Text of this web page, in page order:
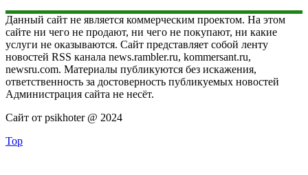
Данный сайт не является коммерческим проектом. На этом
сайте ни чего не продают, ни чего не покупают, ни какие
услуги не оказываются. Сайт представляет собой ленту
новостей RSS канала news.rambler.ru, kommersant.ru,
newsru.com. Материалы публикуются без искажения,
ответственность за достоверность публикуемых новостей
Администрация сайта не несёт.
Сайт от psikhoter @ 2024
Top